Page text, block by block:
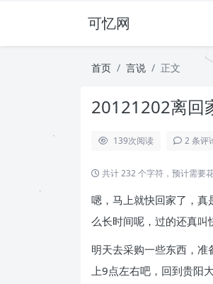
可忆网
首页 言说 正文
20121202离回
139次阅读 2 条评
共计 232 个字符，预计需要
嗯，马上就快回家了，真
么长时间呢，过的还真叫
明天去采购一些东西，
上9点左右吧，回到贵阳大